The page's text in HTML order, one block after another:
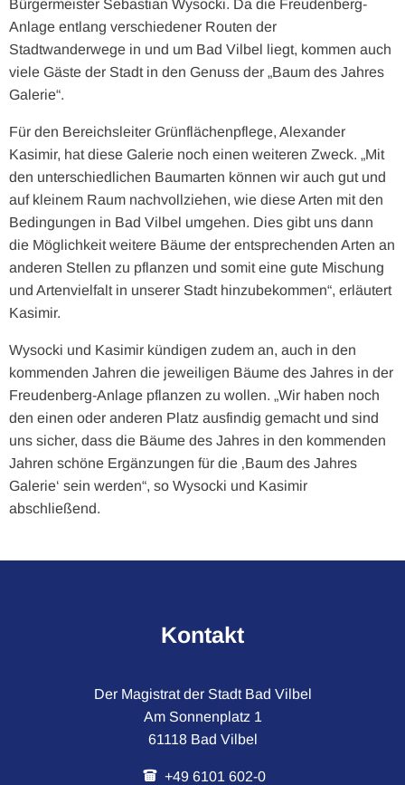
Bürgermeister Sebastian Wysocki. Da die Freudenberg-
Anlage entlang verschiedener Routen der
Stadtwanderwege in und um Bad Vilbel liegt, kommen auch
viele Gäste der Stadt in den Genuss der „Baum des Jahres
Galerie“.
Für den Bereichsleiter Grünflächenpflege, Alexander
Kasimir, hat diese Galerie noch einen weiteren Zweck. „Mit
den unterschiedlichen Baumarten können wir auch gut und
auf kleinem Raum nachvollziehen, wie diese Arten mit den
Bedingungen in Bad Vilbel umgehen. Dies gibt uns dann
die Möglichkeit weitere Bäume der entsprechenden Arten an
anderen Stellen zu pflanzen und somit eine gute Mischung
und Artenvielfalt in unserer Stadt hinzubekommen“, erläutert
Kasimir.
Wysocki und Kasimir kündigen zudem an, auch in den
kommenden Jahren die jeweiligen Bäume des Jahres in der
Freudenberg-Anlage pflanzen zu wollen. „Wir haben noch
den einen oder anderen Platz ausfindig gemacht und sind
uns sicher, dass die Bäume des Jahres in den kommenden
Jahren schöne Ergänzungen für die ‚Baum des Jahres
Galerie‘ sein werden“, so Wysocki und Kasimir
abschließend.
Kontakt
Der Magistrat der Stadt Bad Vilbel
Am Sonnenplatz 1
61118 Bad Vilbel
+49 6101 602-0